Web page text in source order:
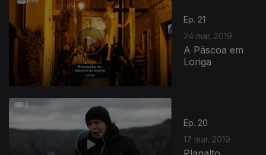
Ep. 21
24 mar. 2019
A Páscoa em
Loriga
Ep. 20
17 mar. 2019